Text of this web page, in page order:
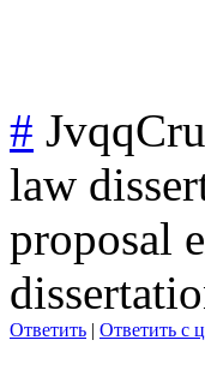
#
law
proposal
Ответить | Ответить с